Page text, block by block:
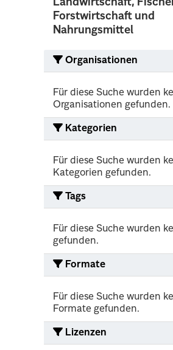
Forstwirtschaft und
Nahrungsmittel
Organisationen
Für diese Suche wurden
Organisationen gefunden.
Kategorien
Für diese Suche wurden
Kategorien gefunden.
Tags
Für diese Suche wurden
gefunden.
Formate
Für diese Suche wurden
Formate gefunden.
Lizenzen